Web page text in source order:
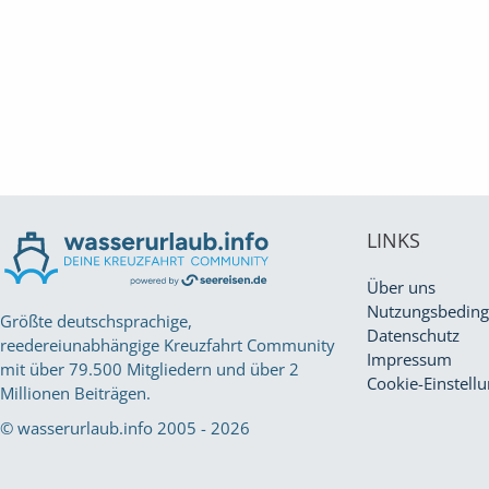
Größte deutschsprachige,
reedereiunabhängige Kreuzfahrt Community
mit über 79.500 Mitgliedern und über 2
Millionen Beiträgen.
© wasserurlaub.info 2005 - 2026
LINKS
Über uns
Datenschutz
Impressum
Cookie-